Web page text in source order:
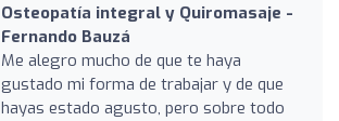
Osteopatía integral y Quiromasaje -
Fernando Bauzá
Me alegro mucho de que te haya
gustado mi forma de trabajar y de que
hayas estado agusto, pero sobre todo